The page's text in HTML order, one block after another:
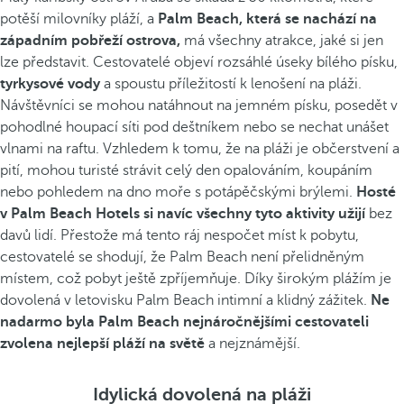
potěší milovníky pláží, a Palm Beach, která se nachází na
západním pobřeží ostrova, má všechny atrakce, jaké si jen
lze představit. Cestovatelé objeví rozsáhlé úseky bílého písku,
tyrkysové vodya spoustu příležitostí k lenošení na pláži.
Návštěvníci se mohou natáhnout na jemném písku, posedět v
pohodlné houpací síti pod deštníkem nebo se nechat unášet
vlnami na raftu. Vzhledem k tomu, že na pláži je občerstvení a
pití, mohou turisté strávit celý den opalováním, koupáním
nebo pohledem na dno moře s potápěčskými brýlemi. Hosté
v Palm Beach Hotels si navíc všechny tyto aktivity užijíbez
davů lidí. Přestože má tento ráj nespočet míst k pobytu,
cestovatelé se shodují, že Palm Beach není přelidněným
místem, což pobyt ještě zpříjemňuje. Díky širokým plážím je
dovolená v letovisku Palm Beach intimní a klidný zážitek. Ne
nadarmo byla Palm Beach nejnáročnějšími cestovateli
zvolena nejlepší pláží na světě a nejznámější.
Idylická dovolená na pláži